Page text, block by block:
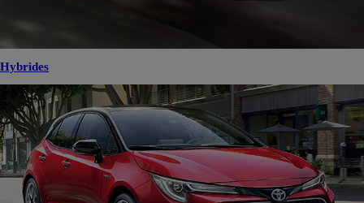
Hybrides